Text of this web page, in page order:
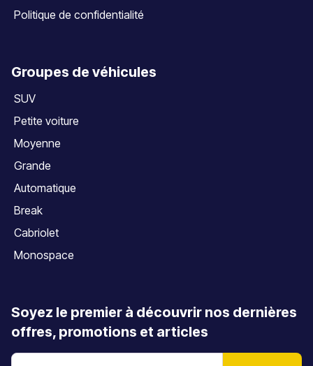
Politique de confidentialité
Groupes de véhicules
SUV
Petite voiture
Moyenne
Grande
Automatique
Break
Cabriolet
Monospace
Soyez le premier à découvrir nos dernières
offres, promotions et articles